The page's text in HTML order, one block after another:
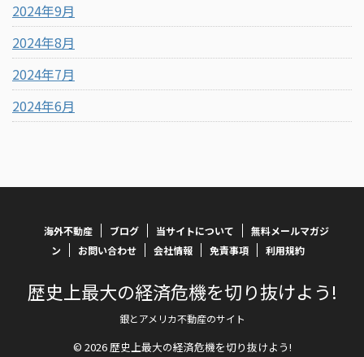
2024年9月
2024年8月
2024年7月
2024年6月
海外不動産 ブログ 当サイトについて
無料メールマガジ
ン
お問い合わせ 会社情報 免責事項 利用規約
歴史上最大の経済危機を切り抜けよう!
銀とアメリカ不動産のサイト
© 2026 歴史上最大の経済危機を切り抜けよう!